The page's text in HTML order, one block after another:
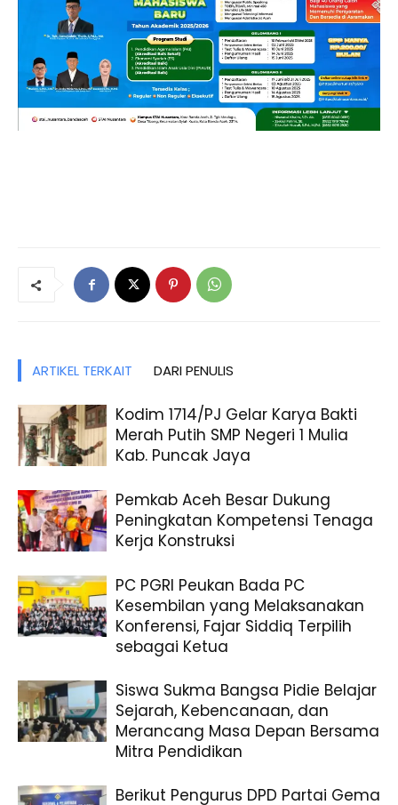
ARTIKEL TERKAIT DARI PENULIS
Kodim 1714/PJ Gelar Karya Bakti
Merah Putih SMP Negeri 1 Mulia
Kab. Puncak Jaya
Pemkab Aceh Besar Dukung
Peningkatan Kompetensi Tenaga
Kerja Konstruksi
PC PGRI Peukan Bada PC
Kesembilan yang Melaksanakan
Konferensi, Fajar Siddiq Terpilih
sebagai Ketua
Siswa Sukma Bangsa Pidie Belajar
Sejarah, Kebencanaan, dan
Merancang Masa Depan Bersama
Mitra Pendidikan
Berikut Pengurus DPD Partai Gema